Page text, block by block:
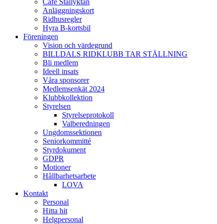
Café Stallyktan
Anläggningskort
Ridhusregler
Hyra B-kortsbil
Föreningen
Vision och värdegrund
BILLDALS RIDKLUBB TAR STÄLLNING
Bli medlem
Ideell insats
Våra sponsorer
Medlemsenkät 2024
Klubbkollektion
Styrelsen
Styrelseprotokoll
Valberedningen
Ungdomssektionen
Seniorkommitté
Styrdokument
GDPR
Motioner
Hållbarhetsarbete
LOVA
Kontakt
Personal
Hitta hit
Helgpersonal